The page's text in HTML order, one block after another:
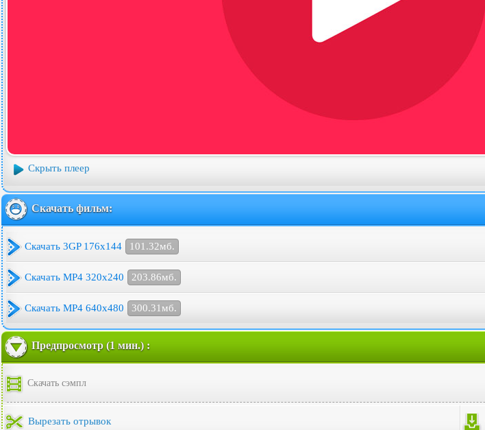
Скрыть плеер
Скачать фильм:
Скачать 3GP 176x144 101.32мб.
Скачать MP4 320x240 203.86мб.
Скачать MP4 640x480 300.31мб.
Предпросмотр (1 мин.) :
Скачать сэмпл
Вырезать отрывок